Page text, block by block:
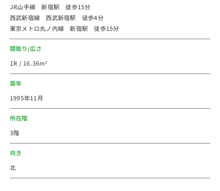
30近くの店舗が連なっています。南口にはバスタ新宿が
あり、電車・バス共に新宿から各地へのアクセスは抜
群。東口には「新宿ルミネエスト」や「新宿アルタ前」
など待ち合わせばしても有名なシンボルマークがありま
す。少し歩くと「新宿歌舞伎町」や「新宿御苑」などの
ランドマークあり。西口は、どちらかというと落ち着い
駅周辺には、新宿ミロード、新宿西口ハルク、新宿サブ
ナード、新宿サザンテラスなどの商業施設をはじめ、伊
TOHOシネマズ新宿、新宿ピカデリー、新宿バルト９な
JR山手線 新宿駅 徒歩15分
西武新宿線 西武新宿駅 徒歩4分
東京メトロ丸ノ内線 新宿駅 徒歩15分
間取り/広さ
1R / 16.36m²
築年
1995年11月
所在階
3階
向き
北